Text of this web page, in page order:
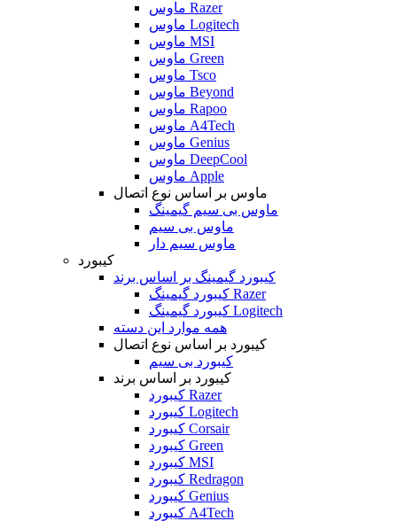
ماوس Razer
ماوس Logitech
ماوس MSI
ماوس Green
ماوس Tsco
ماوس Beyond
ماوس Rapoo
ماوس A4Tech
ماوس Genius
ماوس DeepCool
ماوس Apple
ماوس بر اساس نوع اتصال
ماوس بی سیم گیمینگ
ماوس بی سیم
ماوس سیم دار
کیبورد
کیبورد گیمینگ بر اساس برند
کیبورد گیمینگ Razer
کیبورد گیمینگ Logitech
همه موارد این دسته
کیبورد بر اساس نوع اتصال
کیبورد بی سیم
کیبورد بر اساس برند
کیبورد Razer
کیبورد Logitech
کیبورد Corsair
کیبورد Green
کیبورد MSI
کیبورد Redragon
کیبورد Genius
کیبورد A4Tech